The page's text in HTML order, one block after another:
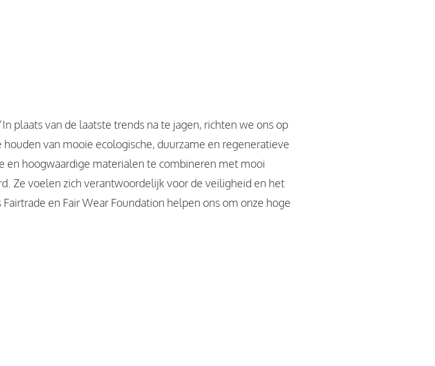
plaats van de laatste trends na te jagen, richten we ons op
van mooie ecologische, duurzame en regeneratieve
en hoogwaardige materialen te combineren met mooi
Ze voelen zich verantwoordelijk voor de veiligheid en het
en Fair Wear Foundation helpen ons om onze hoge